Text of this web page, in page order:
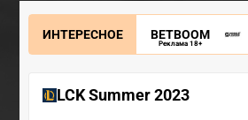
ИНТЕРЕСНОЕ BETBOOM
Реклама 18+
LCK Summer 2023